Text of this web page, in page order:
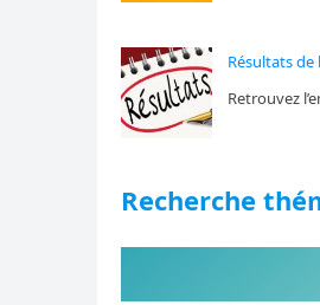
Résultats de
Retrouvez
Recherche